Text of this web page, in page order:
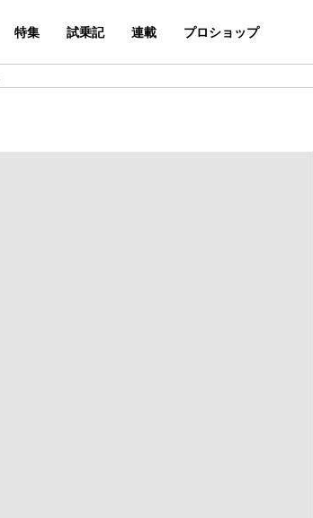
特集 試乗記 連載 プロショップ